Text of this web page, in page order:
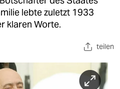
lebte zuletzt 1933
klaren Worte.
teilen